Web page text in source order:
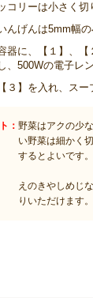
コリーは小さく切
んげんは5mm幅
器に、【１】、
、500Wの電子レ
３】を入れ、ス
： 野菜はアクの少
い野菜は細かく
するとよいです。
えのきやしめじ
りいただけます。